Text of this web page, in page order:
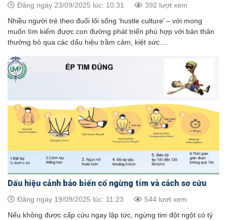
Đăng ngày 23/09/2025 lúc: 10:31 392 lượt xem
Nhiều người trẻ theo đuổi lối sống ‘hustle culture’ – với mong
muốn tìm kiếm được con đường phát triển phù hợp với bản thân
thường bỏ qua các dấu hiệu trầm cảm, kiệt sức....
Dấu hiệu cảnh báo biến cố ngừng tim và cách sơ cứu
Đăng ngày 19/09/2025 lúc: 11:23 544 lượt xem
Nếu không được cấp cứu ngay lập tức, ngừng tim đột ngột có tỷ